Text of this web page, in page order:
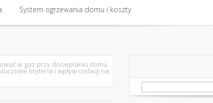
Fundamenty i zabezpieczenie fundamentów
System ogrzewania domu i koszty
w gaz przy docieplaniu domu
kryteria i wpływ izolacji na
Szukaj: